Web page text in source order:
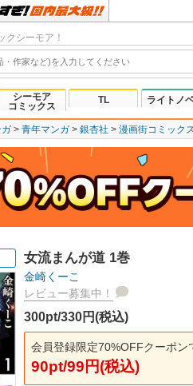
クシーモア！
シーモア
コミックス
TL ライトノ
ガ 青年マンガ 銀杏社 漫画街コミック
女流まんが道 1巻
金崎くーこ
レビュー募集中！
300pt/330円(税込)
会員登録限定70%OFFクーポン
90pt/99円(税込)